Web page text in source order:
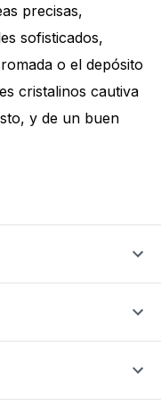
precisas,
sofisticados,
o el depósito
cristalinos cautiva
y de un buen